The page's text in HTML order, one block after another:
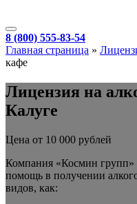
8 (800) 555-83-54
Главная страница »
кафе
Лицензия на
Калуге
Цена от 10 000 рублей
Компания «Космин групп»
помощь в получении
видов, как: